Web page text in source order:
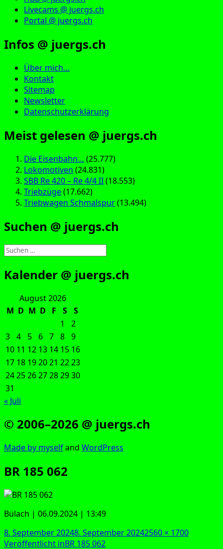
Livecams @ juergs.ch
Portal @ juergs.ch
Infos @ juergs.ch
Über mich…
Kontakt
Sitemap
Newsletter
Datenschutzerklärung
Meist gelesen @ juergs.ch
Die Eisenbahn… (25.777)
Lokomotiven (24.831)
SBB Re 420 – Re 4/4 II(18.553)
Triebzüge(17.662)
Triebwagen Schmalspur(13.494)
Suchen @ juergs.ch
Suchen
nach:
Kalender @ juergs.ch
August 2026
M D M D F S
S
1
2
3 4 5 6 7 8 9
10 11 12 13 14 15 16
17 18 192021 2223
24252627282930
31
« Juli
© 2006–2026 @ juergs.ch
Made by mys­elfand Word­Press
BR 185 062
Bülach | 06.09.2024 | 13:49
Veröffentlicht
am
8. September 20248. September 2024Originalgröße
2560 × 1700
Veröffentlicht inBR 185 062